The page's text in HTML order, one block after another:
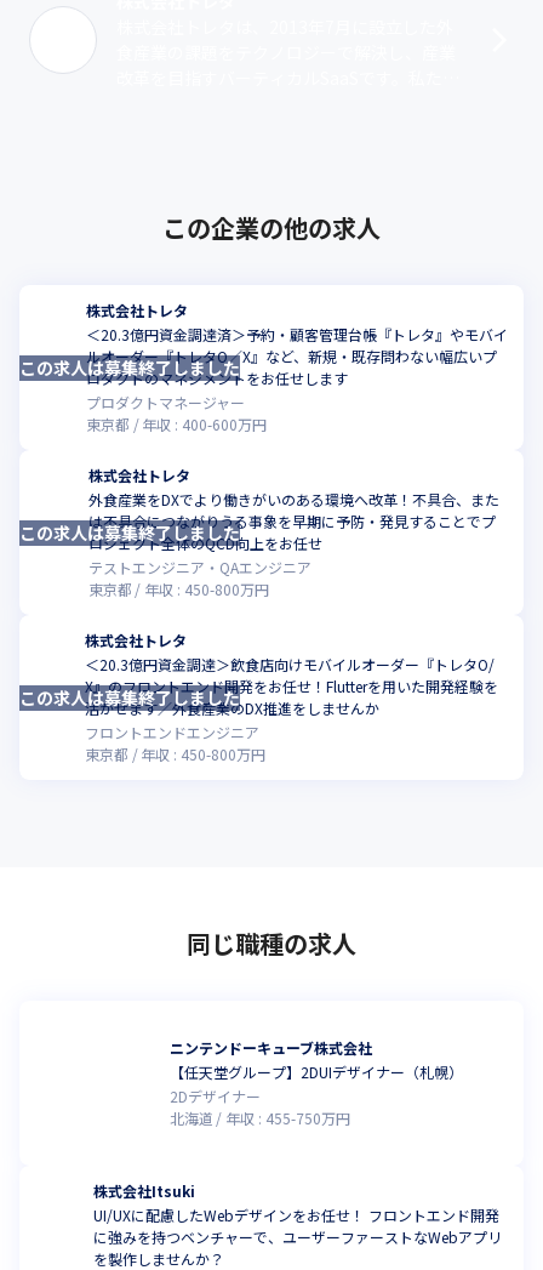
この企業の他の求人
株式会社トレタ
＜20.3億円資金調達済＞予約・顧客管理台帳『トレタ』やモバイ
ルオーダー『トレタO／X』など、新規・既存問わない幅広いプ
ロダクトのマネジメントをお任せします
プロダクトマネージャー
東京都
年収 : 400-600万円
この求人は募集終了しました
株式会社トレタ
外食産業をDXでより働きがいのある環境へ改革！不具合、また
は不具合につながりうる事象を早期に予防・発見することでプ
ロジェクト全体のQCD向上をお任せ
テストエンジニア・QAエンジニア
東京都
年収 : 450-800万円
この求人は募集終了しました
株式会社トレタ
＜20.3億円資金調達＞飲食店向けモバイルオーダー『トレタO/
X』のフロントエンド開発をお任せ！Flutterを用いた開発経験を
活かせます／外食産業のDX推進をしませんか
フロントエンドエンジニア
東京都
年収 : 450-800万円
この求人は募集終了しました
同じ職種の求人
ニンテンドーキューブ株式会社
【任天堂グループ】2DUIデザイナー（札幌）
2Dデザイナー
北海道
年収 : 455-750万円
株式会社Itsuki
UI/UXに配慮したWebデザインをお任せ！ フロントエンド開発
に強みを持つベンチャーで、ユーザーファーストなWebアプリ
を製作しませんか？